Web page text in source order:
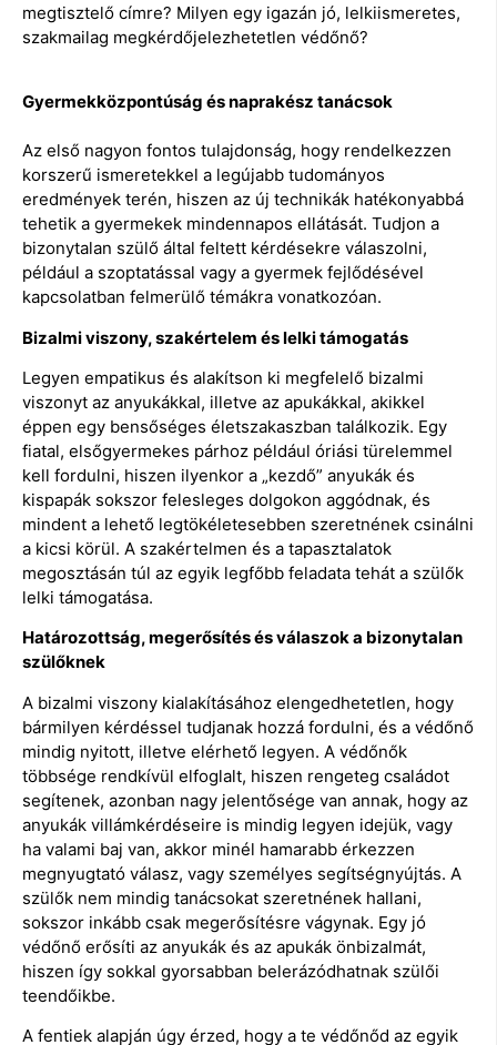
megtisztelő címre? Milyen egy igazán jó, lelkiismeretes,
szakmailag megkérdőjelezhetetlen védőnő?
Gyermekközpontúság és naprakész tanácsok
Az első nagyon fontos tulajdonság, hogy rendelkezzen
korszerű ismeretekkel a legújabb tudományos
eredmények terén, hiszen az új technikák hatékonyabbá
tehetik a gyermekek mindennapos ellátását. Tudjon a
bizonytalan szülő által feltett kérdésekre válaszolni,
például a szoptatással vagy a gyermek fejlődésével
kapcsolatban felmerülő témákra vonatkozóan.
Bizalmi viszony, szakértelem és lelki támogatás
Legyen empatikus és alakítson ki megfelelő bizalmi
viszonyt az anyukákkal, illetve az apukákkal, akikkel
éppen egy bensőséges életszakaszban találkozik. Egy
fiatal, elsőgyermekes párhoz például óriási türelemmel
kell fordulni, hiszen ilyenkor a „kezdő” anyukák és
kispapák sokszor felesleges dolgokon aggódnak, és
mindent a lehető legtökéletesebben szeretnének csinálni
a kicsi körül. A szakértelmen és a tapasztalatok
megosztásán túl az egyik legfőbb feladata tehát a szülők
lelki támogatása.
Határozottság, megerősítés és válaszok a bizonytalan
szülőknek
A bizalmi viszony kialakításához elengedhetetlen, hogy
bármilyen kérdéssel tudjanak hozzá fordulni, és a védőnő
mindig nyitott, illetve elérhető legyen. A védőnők
többsége rendkívül elfoglalt, hiszen rengeteg családot
segítenek, azonban nagy jelentősége van annak, hogy az
anyukák villámkérdéseire is mindig legyen idejük, vagy
ha valami baj van, akkor minél hamarabb érkezzen
megnyugtató válasz, vagy személyes segítségnyújtás. A
szülők nem mindig tanácsokat szeretnének hallani,
sokszor inkább csak megerősítésre vágynak. Egy jó
védőnő erősíti az anyukák és az apukák önbizalmát,
hiszen így sokkal gyorsabban belerázódhatnak szülői
teendőikbe.
A fentiek alapján úgy érzed, hogy a te védőnőd az egyik